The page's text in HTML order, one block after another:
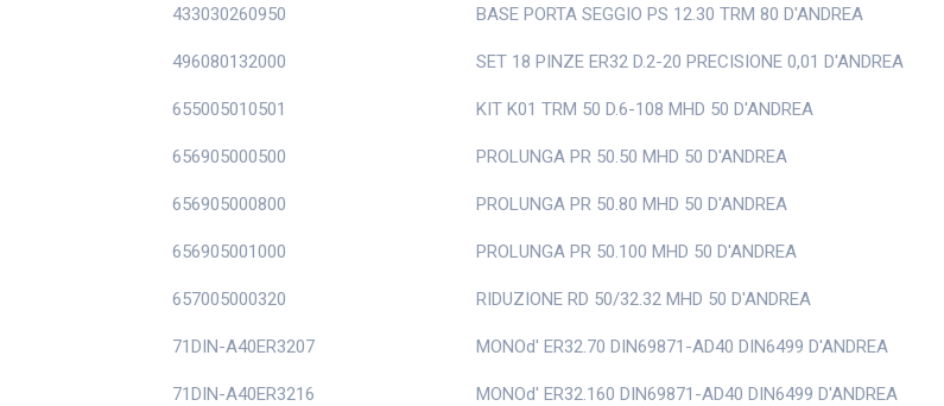
433030260950 BASE PORTA SEGGIO PS 12.30 TRM 80 D'ANDREA
496080132000 SET 18 PINZE ER32 D.2-20 PRECISIONE 0,01 D'ANDREA
655005010501 KIT K01 TRM 50 D.6-108 MHD 50 D'ANDREA
656905000500 PROLUNGA PR 50.50 MHD 50 D'ANDREA
656905000800 PROLUNGA PR 50.80 MHD 50 D'ANDREA
656905001000 PROLUNGA PR 50.100 MHD 50 D'ANDREA
657005000320 RIDUZIONE RD 50/32.32 MHD 50 D'ANDREA
71DIN-A40ER3207 MONOd' ER32.70 DIN69871-AD40 DIN6499 D'ANDREA
71DIN-A40ER3216 MONOd' ER32.160 DIN69871-AD40 DIN6499 D'ANDREA